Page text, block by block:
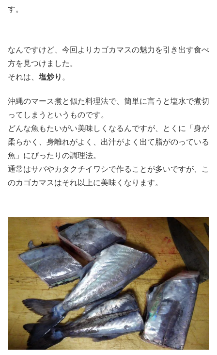
す。
なんですけど、今回よりカゴカマスの魅力を引き出す食べ
方を見つけました。
それは、 塩炒り 。
沖縄のマース煮と似た料理法で、簡単に言うと塩水で煮切
ってしまうというものです。
どんな魚もたいがい美味しくなるんですが、とくに「身が
柔らかく、身離れがよく、出汁がよく出て脂がのっている
魚」にぴったりの調理法。
通常はサバやカタクチイワシで作ることが多いですが、こ
のカゴカマスはそれ以上に美味くなります。